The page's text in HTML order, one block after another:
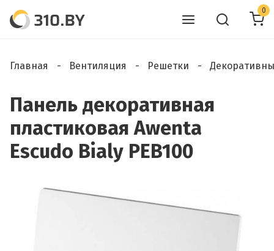
0
Главная Вентиляция Решетки
Панель декоративная
пластиковая Awenta
Escudo Bialy PEB100